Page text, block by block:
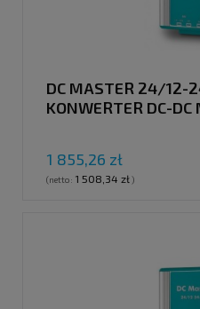
DC MASTER 24/12-
KONWERTER DC-DC
1 855,26 zł
(netto: 1 508,34 zł)